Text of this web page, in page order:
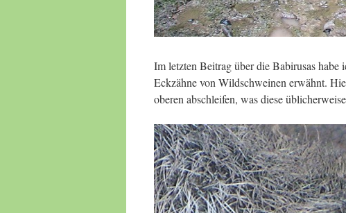
Im letzten Beitrag über die Babirusas
Eckzähne von Wildschweinen erwähnt.
oberen abschleifen, was diese